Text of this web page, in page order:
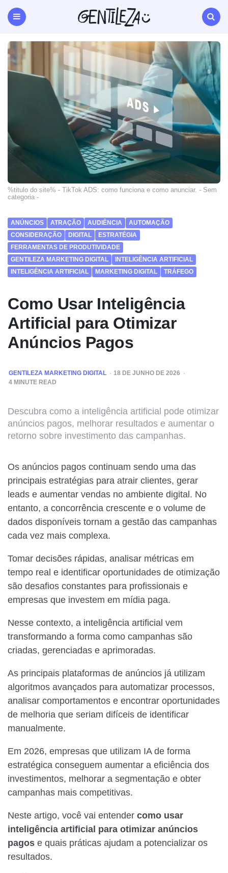
Gentileza
Agência
Digital
Natal
%titulo do site% - TikTok ADS: como funciona e como anunciar. - Sem
categoria -
ANÚNCIOS ATRAÇÃO AUDIÊNCIA
AUTOMAÇÃO
CONSIDERAÇÃO
DIGITAL
ESTRATÉGIA
FERRAMENTAS DE PRODUTIVIDADE
GENTILEZA MARKETING DIGITAL
INTELIGÊNCIA ARTIFICIAL
INTELIGÊNCIA ARTIFICIAL
MARKETING DIGITAL TRÁFEGO
Como Usar Inteligência
Artificial para Otimizar
Anúncios Pagos
POSTED
BY
GENTILEZA MARKETING DIGITAL
18 DE JUNHO DE 2026
4 MINUTE READ
Descubra como a inteligência artificial pode otimizar
anúncios pagos, melhorar resultados e aumentar o
retorno sobre investimento das campanhas.
Os anúncios pagos continuam sendo uma das
principais estratégias para atrair clientes, gerar
leads e aumentar vendas no ambiente digital. No
entanto, a concorrência crescente e o volume de
dados disponíveis tornam a gestão das campanhas
cada vez mais complexa.
Tomar decisões rápidas, analisar métricas em
tempo real e identificar oportunidades de otimização
são desafios constantes para profissionais e
empresas que investem em mídia paga.
Nesse contexto, a inteligência artificial vem
transformando a forma como campanhas são
criadas, gerenciadas e aprimoradas.
As principais plataformas de anúncios já utilizam
algoritmos avançados para automatizar processos,
analisar comportamentos e encontrar oportunidades
de melhoria que seriam difíceis de identificar
manualmente.
Em 2026, empresas que utilizam IA de forma
estratégica conseguem aumentar a eficiência dos
investimentos, melhorar a segmentação e obter
campanhas mais competitivas.
Neste artigo, você vai entender como usar
inteligência artificial para otimizar anúncios
pagos e quais práticas ajudam a potencializar os
resultados.